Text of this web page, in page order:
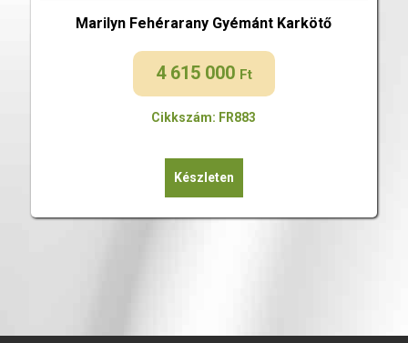
Marilyn Fehérarany Gyémánt Karkötő
4 615 000 Ft
Cikkszám: FR883
Készleten